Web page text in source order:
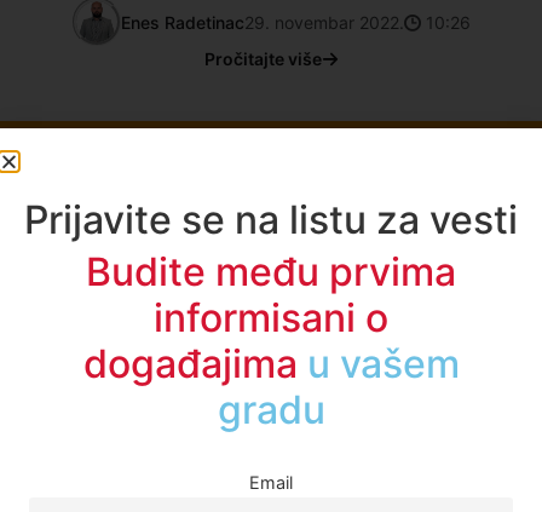
Enes Radetinac29. novembar 2022.
10:26
Pročitajte više
Početna
O Nama
Politika Privatnosti
Prijavite se na listu za vesti
Budite među prvima
informisani o
događajima u vašem
gradu
Email